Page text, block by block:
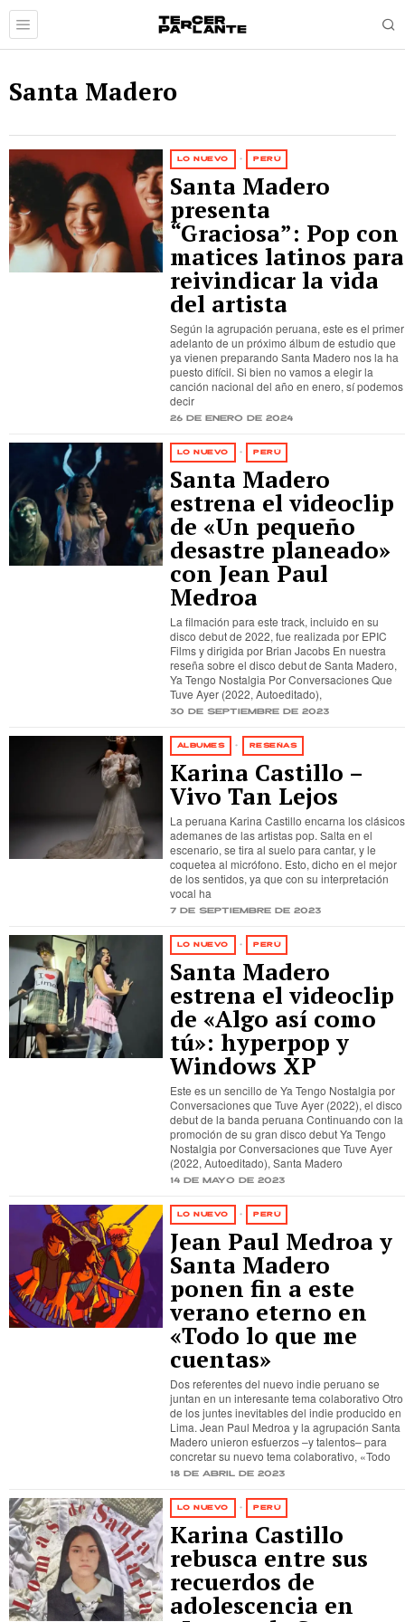
Santa Madero
LO NUEVO · PERÚ
Santa Madero
presenta
“Graciosa”: Pop con
matices latinos para
reivindicar la vida
del artista
Según la agrupación peruana, este es el primer
adelanto de un próximo álbum de estudio que
ya vienen preparando Santa Madero nos la ha
puesto difícil. Si bien no vamos a elegir la
canción nacional del año en enero, sí podemos
decir
26 de enero de 2024
LO NUEVO · PERÚ
Santa Madero
estrena el videoclip
de «Un pequeño
desastre planeado»
con Jean Paul
Medroa
La filmación para este track, incluido en su
disco debut de 2022, fue realizada por EPIC
Films y dirigida por Brian Jacobs En nuestra
reseña sobre el disco debut de Santa Madero,
Ya Tengo Nostalgia Por Conversaciones Que
Tuve Ayer (2022, Autoeditado),
30 de septiembre de 2023
ÁLBUMES · RESEÑAS
Karina Castillo –
Vivo Tan Lejos
La peruana Karina Castillo encarna los clásicos
ademanes de las artistas pop. Salta en el
escenario, se tira al suelo para cantar, y le
coquetea al micrófono. Esto, dicho en el mejor
de los sentidos, ya que con su interpretación
vocal ha
7 de septiembre de 2023
LO NUEVO · PERÚ
Santa Madero
estrena el videoclip
de «Algo así como
tú»: hyperpop y
Windows XP
Este es un sencillo de Ya Tengo Nostalgia por
Conversaciones que Tuve Ayer (2022), el disco
debut de la banda peruana Continuando con la
promoción de su gran disco debut Ya Tengo
Nostalgia por Conversaciones que Tuve Ayer
(2022, Autoeditado), Santa Madero
14 de mayo de 2023
LO NUEVO · PERÚ
Jean Paul Medroa y
Santa Madero
ponen fin a este
verano eterno en
«Todo lo que me
cuentas»
Dos referentes del nuevo indie peruano se
juntan en un interesante tema colaborativo Otro
de los juntes inevitables del indie producido en
Lima. Jean Paul Medroa y la agrupación Santa
Madero unieron esfuerzos –y talentos– para
concretar su nuevo tema colaborativo, «Todo
18 de abril de 2023
LO NUEVO · PERÚ
Karina Castillo
rebusca entre sus
recuerdos de
adolescencia en